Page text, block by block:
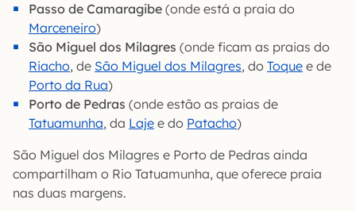
Passo de Camaragibe (onde está a praia do
Marceneiro)
São Miguel dos Milagres (onde ficam as praias do
Riacho, de São Miguel dos Milagres, do Toque e de
Porto da Rua)
Porto de Pedras (onde estão as praias de
Tatuamunha, da Laje e do Patacho)
São Miguel dos Milagres e Porto de Pedras ainda
compartilham o Rio Tatuamunha, que oferece praia
nas duas margens.